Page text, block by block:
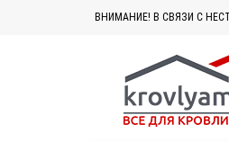
ВНИМАНИЕ! В СВЯЗИ С